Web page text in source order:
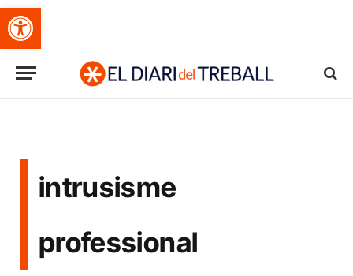
Obre la barra d'eines
intrusisme
professional